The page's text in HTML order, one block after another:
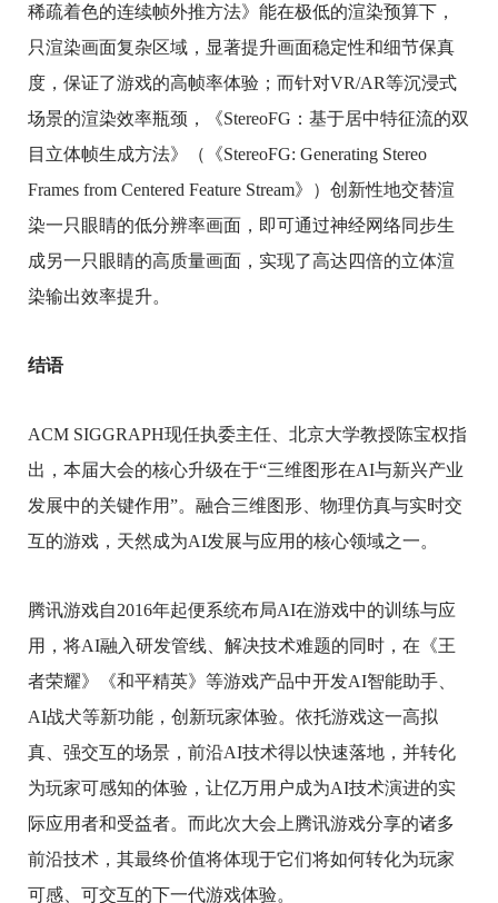
稀疏着色的连续帧外推方法》能在极低的渲染预算下，
只渲染画面复杂区域，显著提升画面稳定性和细节保真
度，保证了游戏的高帧率体验；而针对VR/AR等沉浸式
场景的渲染效率瓶颈，《StereoFG：基于居中特征流的双
目立体帧生成方法》（《StereoFG: Generating Stereo
Frames from Centered Feature Stream》）创新性地交替渲
染一只眼睛的低分辨率画面，即可通过神经网络同步生
成另一只眼睛的高质量画面，实现了高达四倍的立体渲
染输出效率提升。
结语
ACM SIGGRAPH现任执委主任、北京大学教授陈宝权指
出，本届大会的核心升级在于“三维图形在AI与新兴产业
发展中的关键作用”。融合三维图形、物理仿真与实时交
互的游戏，天然成为AI发展与应用的核心领域之一。
腾讯游戏自2016年起便系统布局AI在游戏中的训练与应
用，将AI融入研发管线、解决技术难题的同时，在《王
者荣耀》《和平精英》等游戏产品中开发AI智能助手、
AI战犬等新功能，创新玩家体验。依托游戏这一高拟
真、强交互的场景，前沿AI技术得以快速落地，并转化
为玩家可感知的体验，让亿万用户成为AI技术演进的实
际应用者和受益者。而此次大会上腾讯游戏分享的诸多
前沿技术，其最终价值将体现于它们将如何转化为玩家
可感、可交互的下一代游戏体验。